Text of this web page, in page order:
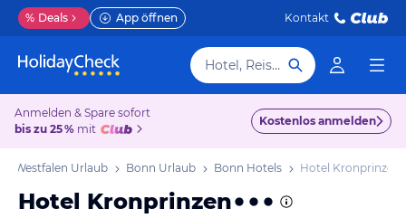
% Deals App öffnen Kontakt
Hotel, Reiseziel
Anmelden & Spare sofort
bis zu 25 % mit
Kostenlos anmelden
Westfalen Urlaub Bonn Urlaub Bonn Hotels Hotel Kronprinzen
Hotel Kronprinzen